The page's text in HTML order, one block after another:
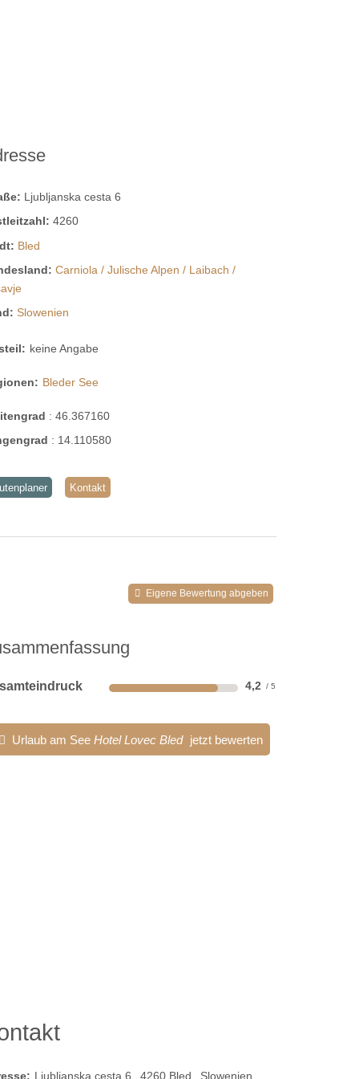
Ljubljanska cesta 6
4260
Bled
Carniola / Julische Alpen / Laibach /
Slowenien
keine Angabe
Bleder See
:46.367160
: 14.110580
Kontakt
Eigene Bewertung abgeben
4,2
Urlaub am SeeHotel Lovec Bled jetzt bewerten
Ljubljanska cesta 6 4260 Bled Slowenien